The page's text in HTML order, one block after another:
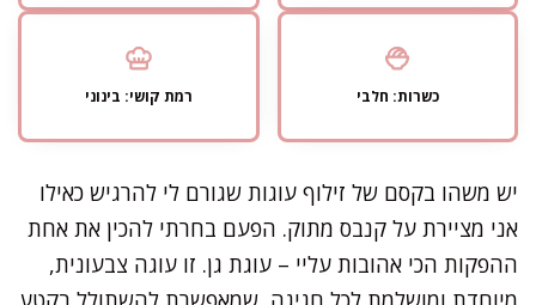
כשרות: חלבי רמת קושי: בינוני
יש משהו בקסם של זילוף עוגות שגורם לי להרגיש כאילו
אני מציירת על קנבס מתוק. הפעם בחרתי להכין את אחת
ההפקות הכי אהובות עליי – עוגת גן. זו עוגה צבעונית,